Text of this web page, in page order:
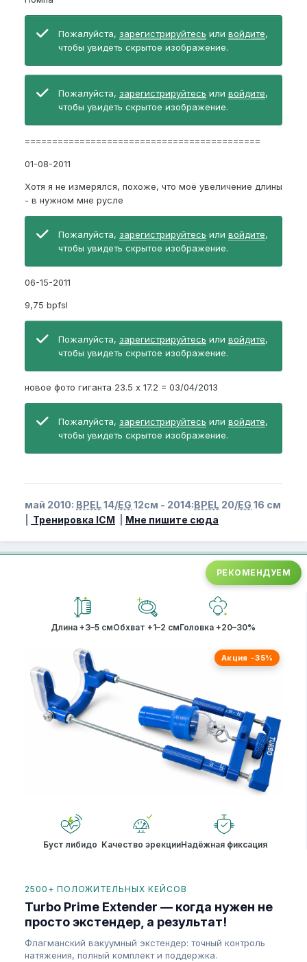
Пожалуйста, зарегистрируйтесь или войдите,
чтобы увидеть скрытое изображение.
Пожалуйста, зарегистрируйтесь или войдите,
чтобы увидеть скрытое изображение.
===========================================
01-08-2011
Хотя я не измерялся, похоже, что моё увеличение длины
- в нужном мне русле
Пожалуйста, зарегистрируйтесь или войдите,
чтобы увидеть скрытое изображение.
06-15-2011
9,75 bpfsl
Пожалуйста, зарегистрируйтесь или войдите,
чтобы увидеть скрытое изображение.
новое фото гиганта 23.5 х 17.2 = 03/04/2013
Пожалуйста, зарегистрируйтесь или войдите,
чтобы увидеть скрытое изображение.
май 2010: BPEL14/EG 12см - 2014:BPEL 20/EG 16 см
Тренировка ICM Мне пишите сюда
РЕКОМЕНДУЕМ
Длина +3–5 смОбхват +1–2 смГоловка +20–30%
Акция −35%
Буст либидо Качество эрекцииНадёжная фиксация
2500+ ПОЛОЖИТЕЛЬНЫХ КЕЙСОВ
Turbo Prime Extender — когда нужен не
просто экстендер, а результат!
Флагманский вакуумный экстендер: точный контроль
натяжения, полный комплект и поддержка.